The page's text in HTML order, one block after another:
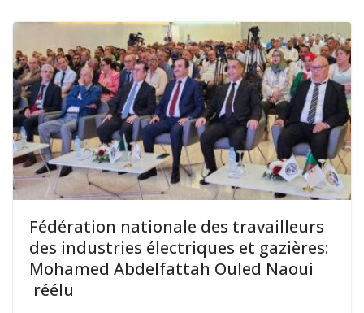
Fédération nationale des travailleurs
des industries électriques et gazières:
Mohamed Abdelfattah Ouled Naoui
réélu